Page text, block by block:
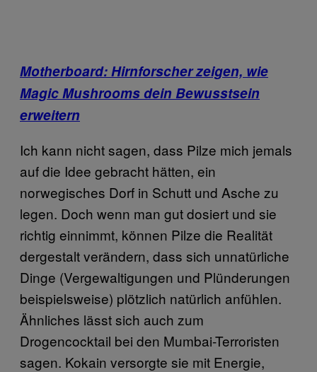
Motherboard: Hirnforscher zeigen, wie
Magic Mushrooms dein Bewusstsein
erweitern
Ich kann nicht sagen, dass Pilze mich jemals
auf die Idee gebracht hätten, ein
norwegisches Dorf in Schutt und Asche zu
legen. Doch wenn man gut dosiert und sie
richtig einnimmt, können Pilze die Realität
dergestalt verändern, dass sich unnatürliche
Dinge (Vergewaltigungen und Plünderungen
beispielsweise) plötzlich natürlich anfühlen.
Ähnliches lässt sich auch zum
Drogencocktail bei den Mumbai-Terroristen
sagen. Kokain versorgte sie mit Energie,